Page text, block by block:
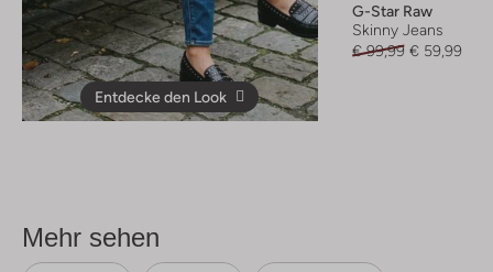
Entdecke den Look
G-Star Raw
Skinny Jeans
€ 99,99 € 59,99
Mehr sehen